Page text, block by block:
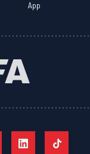
App